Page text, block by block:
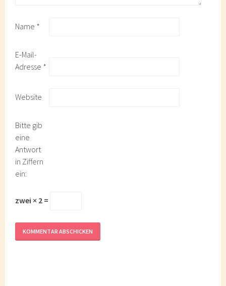
Name *
E-Mail-
Adresse *
Website
Bitte gib
eine
Antwort
in Ziffern
ein:
zwei × 2 =